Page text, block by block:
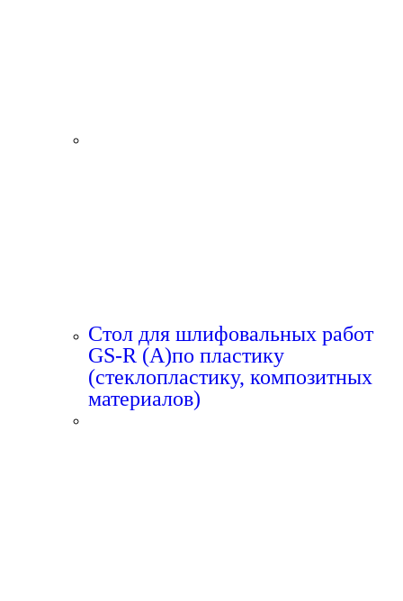
Стол для шлифовальных работ
GS-R (A)по пластику
(стеклопластику, композитных
материалов)